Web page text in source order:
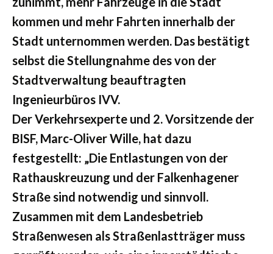
kommen und mehr Fahrten innerhalb der
Stadt unternommen werden. Das bestätigt
selbst die Stellungnahme des von der
Stadtverwaltung beauftragten
Ingenieurbüros IVV.
Der Verkehrsexperte und 2. Vorsitzende der
BISF, Marc-Oliver Wille, hat dazu
festgestellt: „Die Entlastungen von der
Rathauskreuzung und der Falkenhagener
Straße sind notwendig und sinnvoll.
Zusammen mit dem Landesbetrieb
Straßenwesen als Straßenlastträger muss